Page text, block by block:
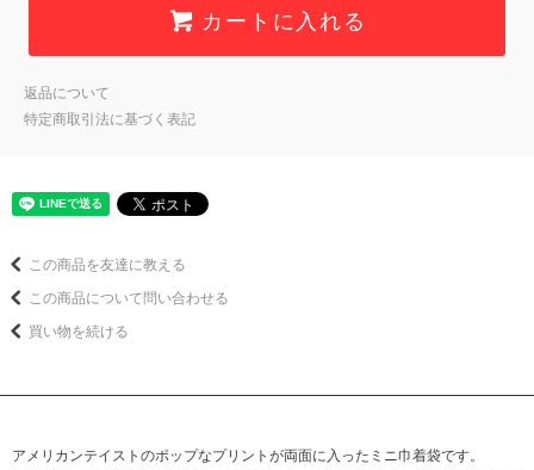
カートに入れる
返品について
特定商取引法に基づく表記
この商品を友達に教える
この商品について問い合わせる
買い物を続ける
アメリカンテイストのポップなプリントが両面に入ったミニ巾着袋です。